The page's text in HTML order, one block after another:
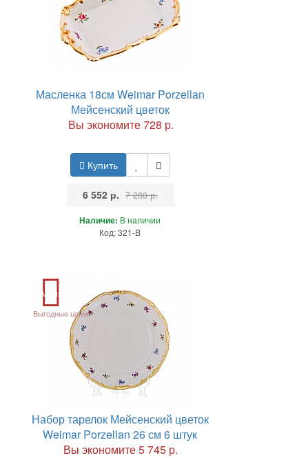
Масленка 18см Weimar Porzellan
Мейсенский цветок
Вы экономите 728 р.
Купить
6 552 р. 7 280 р.
Наличие: В наличии
Код: 321-B
Акция
Выгодные цены
Набор тарелок Мейсенский цветок
Weimar Porzellan 26 см 6 штук
Вы экономите 5 745 р.